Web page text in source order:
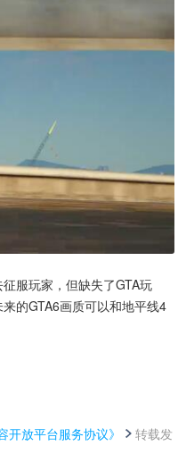
服玩家，但缺失了GTA玩
的GTA6画质可以和地平线4
开放平台服务协议》
转载发